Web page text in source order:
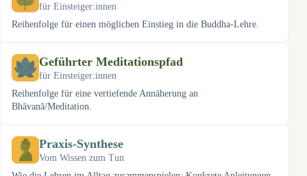
für Einsteiger:innen
Reihenfolge für einen möglichen Einstieg in die Buddha-Lehre.
Geführter Meditationspfad
für Einsteiger:innen
Reihenfolge für eine vertiefende Annäherung an
Bhāvanā/Meditation.
Praxis-Synthese
Vom Wissen zum Tun